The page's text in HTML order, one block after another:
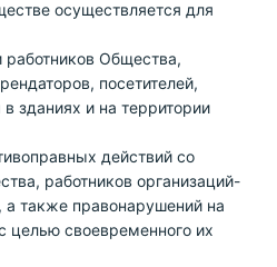
осуществляется для
работников Общества,
посетителей,
зданиях и на территории
действий со
работников организаций-
а также правонарушений на
целью своевременного их